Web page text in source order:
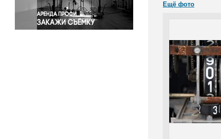
Экономика и бизнес
Ещё фото